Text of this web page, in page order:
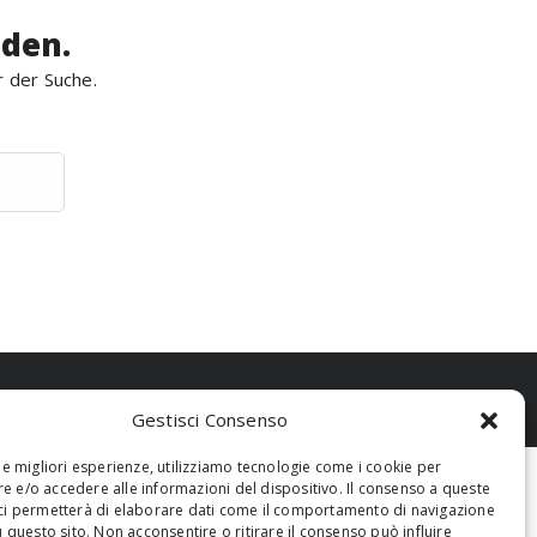
Gestisci Consenso
migliori esperienze, utilizziamo tecnologie come i cookie per
e/o accedere alle informazioni del dispositivo. Il consenso a queste
permetterà di elaborare dati come il comportamento di navigazione
questo sito. Non acconsentire o ritirare il consenso può influire
Suche.